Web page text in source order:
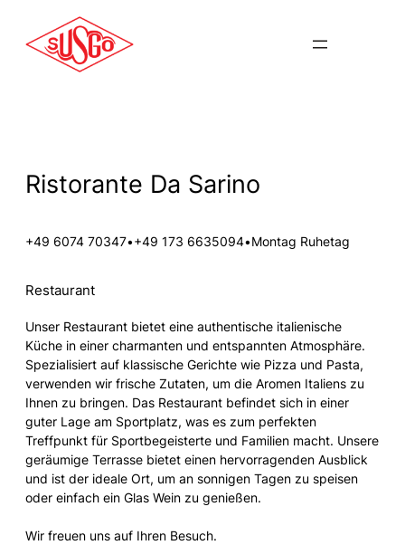
Inhalt
springen
Ristorante Da Sarino
+49 6074 70347•+49 173 6635094•Montag Ruhetag
Restaurant
Unser Restaurant bietet eine authentische italienische
Küche in einer charmanten und entspannten Atmosphäre.
Spezialisiert auf klassische Gerichte wie Pizza und Pasta,
verwenden wir frische Zutaten, um die Aromen Italiens zu
Ihnen zu bringen. Das Restaurant befindet sich in einer
guter Lage am Sportplatz, was es zum perfekten
Treffpunkt für Sportbegeisterte und Familien macht. Unsere
geräumige Terrasse bietet einen hervorragenden Ausblick
und ist der ideale Ort, um an sonnigen Tagen zu speisen
oder einfach ein Glas Wein zu genießen.
Wir freuen uns auf Ihren Besuch.